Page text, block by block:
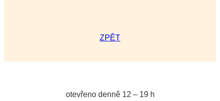
ZPĚT
otevřeno denně 12 – 19 h